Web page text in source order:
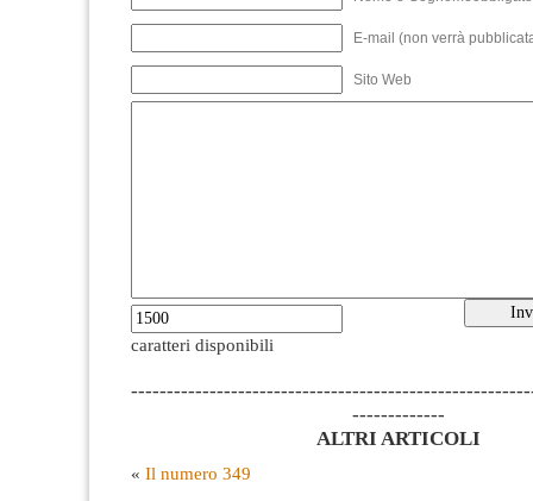
E-mail (non verrà
Sito Web
caratteri disponibili
-------------
ALTRI ARTICOLI
« Il numero 349